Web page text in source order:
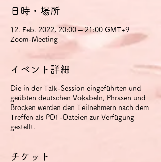
日時・場所
12. Feb. 2022, 20:00 – 21:00 GMT+9
Zoom-Meeting
イベント詳細
Die in der Talk-Session eingeführten und
geübten deutschen Vokabeln, Phrasen und
Brocken werden den Teilnehmern nach dem
Treffen als PDF-Dateien zur Verfügung
gestellt.
チケット